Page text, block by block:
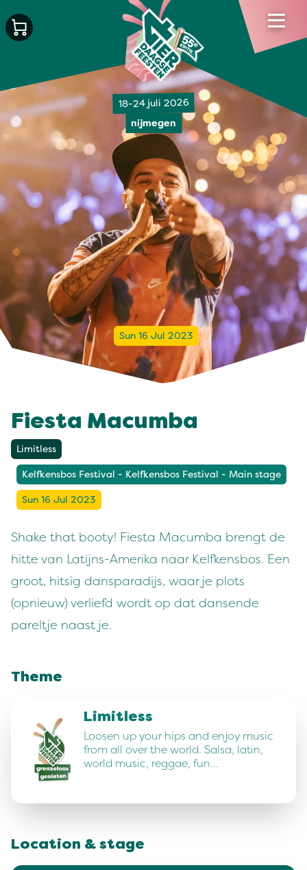
18-24 juli 2026
nijmegen
Sun 16 Jul 2023
Fiesta Macumba
Limitless
Kelfkensbos Festival - Kelfkensbos Festival - Main stage
Sun 16 Jul 2023
Shake that booty! Fiesta Macumba brengt de
hitte van Latijns-Amerika naar Kelfkensbos. Een
groot, hitsig dansparadijs, waar je plots
(opnieuw) verliefd wordt op dat dansende
pareltje naast je.
Theme
Limitless
Loosen up your hips and enjoy music
from all over the world. Salsa, latin,
world music, reggae, fun…
Location & stage